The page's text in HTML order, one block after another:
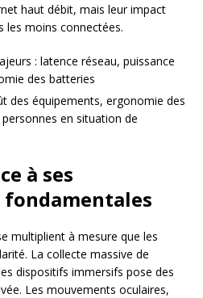
haut débit, mais leur impact
les moins connectées.
: latence réseau, puissance
des batteries
des équipements, ergonomie des
en situation de
à ses
multiplient à mesure que les
La collecte massive de
dispositifs immersifs pose des
Les mouvements oculaires,